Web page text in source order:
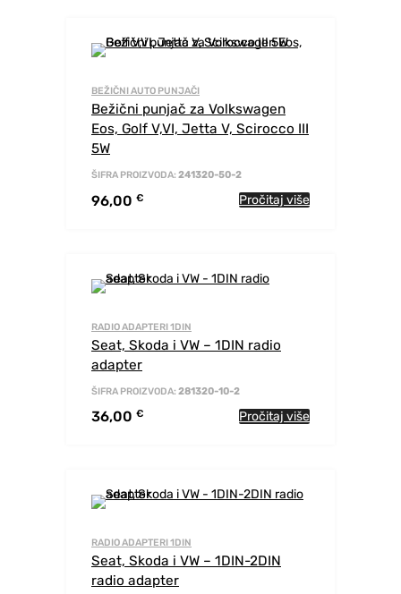
BEŽIČNI AUTO PUNJAČI
Bežični punjač za Volkswagen
Eos, Golf V,VI, Jetta V, Scirocco III
5W
ŠIFRA PROIZVODA: 241320-50-2
96,00 € Pročitaj više
RADIO ADAPTERI 1DIN
Seat, Skoda i VW – 1DIN radio
adapter
ŠIFRA PROIZVODA: 281320-10-2
36,00 € Pročitaj više
RADIO ADAPTERI 1DIN
Seat, Skoda i VW – 1DIN-2DIN
radio adapter